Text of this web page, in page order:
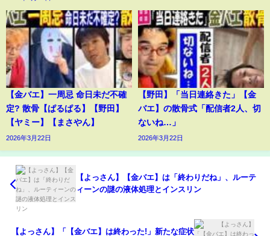
【金バエ】一周忌 命日未だ不確
定? 散骨【ぱるぱる】【野田】
【ヤミー】【まさやん】
2026年3月22日
【野田】「当日連絡きた」【金
バエ】の散骨式「配信者2人、切
ないね…」
2026年3月22日
【よっさん】【金バエ】は「終わりだね」、ルーテ
ィーンの謎の液体処理とインスリン
【よっさん】「【金バエ】は終わった!」新たな症状